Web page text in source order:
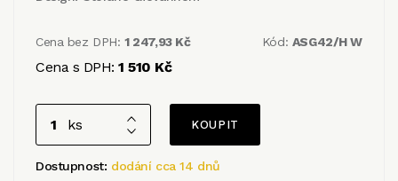
Cena bez DPH:1 247,93 Kč
Cena s DPH:1 510 Kč
Kód: ASG42/H W
ks
Dostupnost: dodání cca 14 dnů